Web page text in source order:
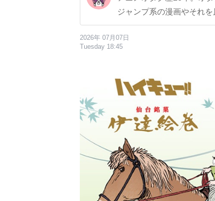
ジャンプ系の漫画やそれ
2026年 07月07日
Tuesday 18:45